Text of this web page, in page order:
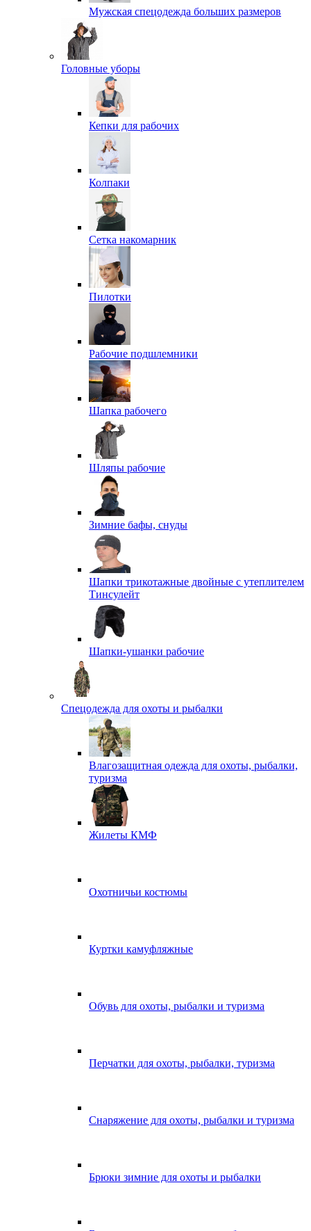
Мужская спецодежда больших размеров
Головные уборы
Кепки для рабочих
Колпаки
Сетка накомарник
Пилотки
Рабочие подшлемники
Шапка рабочего
Шляпы рабочие
Зимние бафы, снуды
Шапки трикотажные двойные с утеплителем
Тинсулейт
Шапки-ушанки рабочие
Спецодежда для охоты и рыбалки
Влагозащитная одежда для охоты, рыбалки,
туризма
Жилеты КМФ
Охотничьи костюмы
Куртки камуфляжные
Обувь для охоты, рыбалки и туризма
Перчатки для охоты, рыбалки, туризма
Снаряжение для охоты, рыбалки и туризма
Брюки зимние для охоты и рыбалки